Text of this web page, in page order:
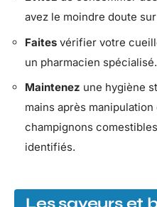
avez le moindre doute
Faites vérifier votre
un pharmacien spécialisé.
Maintenez une hygiène
mains après
champignons
identifiés.